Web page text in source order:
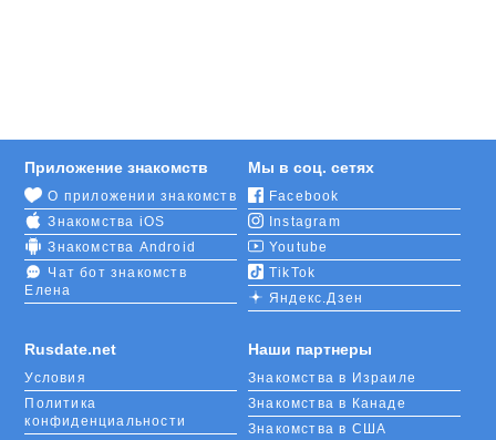
Rusdate.net
Условия
Политика
конфиденциальности
Приложение знакомств
О приложении знакомств
Знакомства iOS
Знакомства Android
Чат бот знакомств
Елена
Мы в соц. сетях
Facebook
Instagram
Youtube
TikTok
Яндекс.Дзен
Наши партнеры
Знакомства в Израиле
Знакомства в Канаде
Знакомства в США